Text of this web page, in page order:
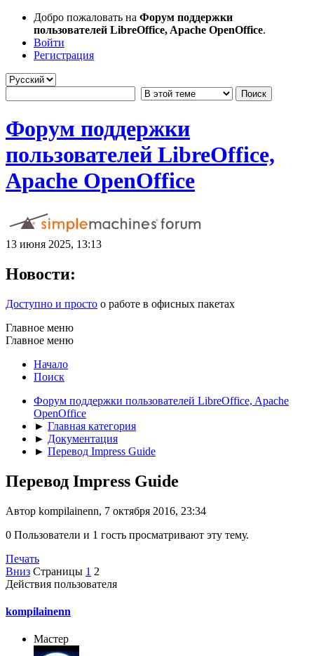
Добро пожаловать на Форум поддержки
пользователей LibreOffice, Apache OpenOffice.
Войти
Регистрация
Форум поддержки
пользователей LibreOffice,
Apache OpenOffice
13 июня 2025, 13:13
Новости:
Доступно и просто о работе в офисных пакетах
Главное меню
Главное меню
Начало
Поиск
Форум поддержки пользователей LibreOffice, Apache
OpenOffice
► Главная категория
► Документация
► Перевод Impress Guide
Перевод Impress Guide
Автор kompilainenn, 7 октября 2016, 23:34
0 Пользователи и 1 гость просматривают эту тему.
Печать
Вниз Страницы 1 2
Действия пользователя
kompilainenn
Мастер